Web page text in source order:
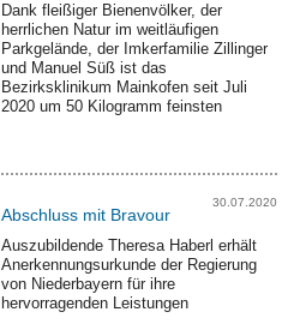
Dank fleißiger Bienenvölker, der
herrlichen Natur im weitläufigen
Parkgelände, der Imkerfamilie Zillinger
und Manuel Süß ist das
Bezirksklinikum Mainkofen seit Juli
2020 um 50 Kilogramm feinsten
30.07.2020
Abschluss mit Bravour
Auszubildende Theresa Haberl erhält
Anerkennungsurkunde der Regierung
von Niederbayern für ihre
hervorragenden Leistungen